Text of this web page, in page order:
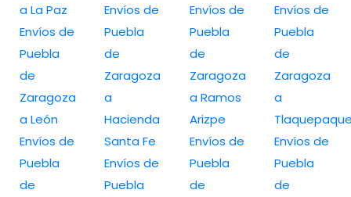
a La Paz
Envíos de
Puebla
de
Zaragoza
a León
Envíos de
Puebla
de
Envíos de
Puebla
de
Zaragoza
a
Hacienda
Santa Fe
Envíos de
Puebla
Envíos de
Puebla
de
Zaragoza
a Ramos
Arizpe
Envíos de
Puebla
de
Envíos de
Puebla
de
Zaragoza
a
Envíos de
Puebla
de